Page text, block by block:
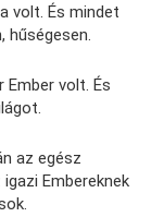
volt. És mindet
Ember volt. És
az egész
Embereknek